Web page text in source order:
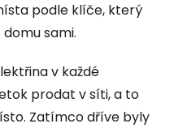
podle klíče, který
sami.
v každé
prodat v síti, a to
Zatímco dříve byly